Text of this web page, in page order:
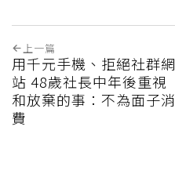
上一篇
用千元手機、拒絕社群網
站 48歲社長中年後重視
和放棄的事：不為面子消
費